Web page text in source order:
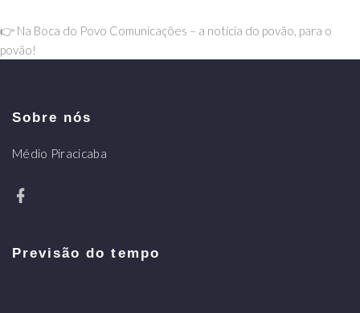
👉 Na Boca do Povo Comunicações – a notícia do povão, para o
povão!
Sobre nós
Médio Piracicaba
Previsão do tempo